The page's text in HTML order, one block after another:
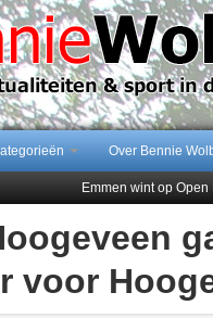
Over Bennie
Emmen wint op
Jubileumfeest 35 jaar
102 kaarsen voor
voor